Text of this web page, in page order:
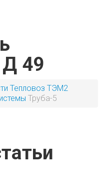
49
Тепловоз ТЭМ2
Труба-5